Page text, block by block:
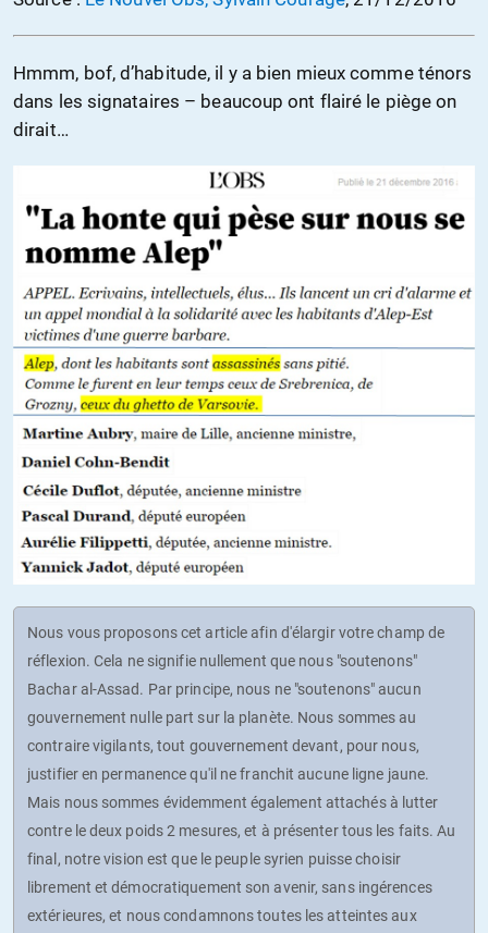
Hmmm, bof, d’habitude, il y a bien mieux comme ténors
dans les signataires – beaucoup ont flairé le piège on
dirait…
Nous vous proposons cet article afin d'élargir votre champ de
réflexion. Cela ne signifie nullement que nous "soutenons"
Bachar al-Assad. Par principe, nous ne "soutenons" aucun
gouvernement nulle part sur la planète. Nous sommes au
contraire vigilants, tout gouvernement devant, pour nous,
justifier en permanence qu'il ne franchit aucune ligne jaune.
Mais nous sommes évidemment également attachés à lutter
contre le deux poids 2 mesures, et à présenter tous les faits. Au
final, notre vision est que le peuple syrien puisse choisir
librement et démocratiquement son avenir, sans ingérences
extérieures, et nous condamnons toutes les atteintes aux